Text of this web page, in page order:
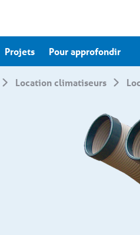
Projets Pour approfondir
Location climatiseurs